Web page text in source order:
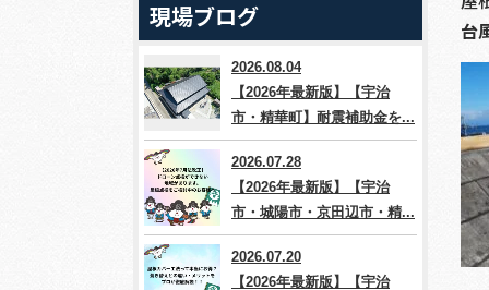
台
現場ブログ
2026.08.04
【2026年最新版】【宇治
市・精華町】耐震補助金を...
2026.07.28
【2026年最新版】【宇治
市・城陽市・京田辺市・精...
2026.07.20
【2026年最新版】【宇治